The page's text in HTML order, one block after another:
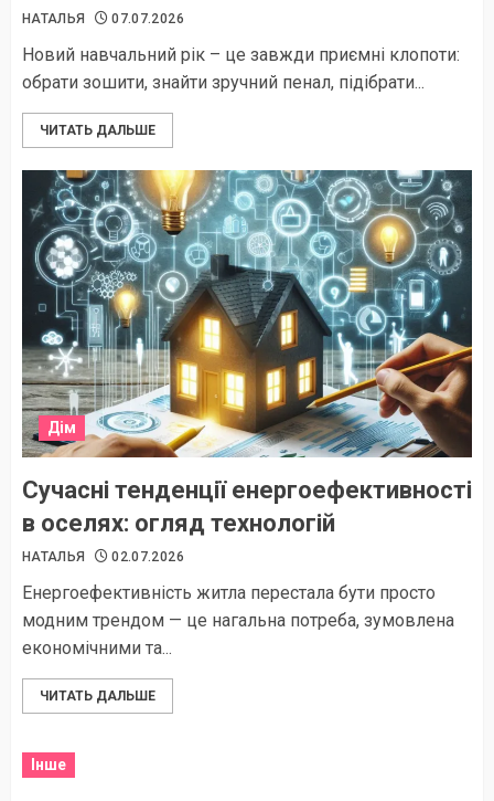
НАТАЛЬЯ 07.07.2026
Новий навчальний рік – це завжди приємні клопоти:
обрати зошити, знайти зручний пенал, підібрати...
ЧИТАТЬ ДАЛЬШЕ
Дім
Сучасні тенденції енергоефективності
в оселях: огляд технологій
НАТАЛЬЯ 02.07.2026
Енергоефективність житла перестала бути просто
модним трендом — це нагальна потреба, зумовлена
економічними та...
ЧИТАТЬ ДАЛЬШЕ
Інше